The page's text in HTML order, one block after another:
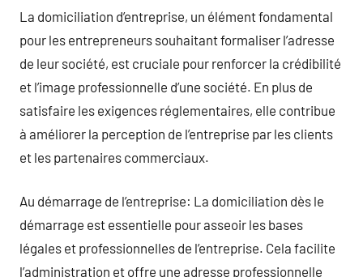
La domiciliation d’entreprise, un élément fondamental
pour les entrepreneurs souhaitant formaliser l’adresse
de leur société, est cruciale pour renforcer la crédibilité
et l’image professionnelle d’une société. En plus de
satisfaire les exigences réglementaires, elle contribue
à améliorer la perception de l’entreprise par les clients
et les partenaires commerciaux.
Au démarrage de l’entreprise: La domiciliation dès le
démarrage est essentielle pour asseoir les bases
légales et professionnelles de l’entreprise. Cela facilite
l’administration et offre une adresse professionnelle